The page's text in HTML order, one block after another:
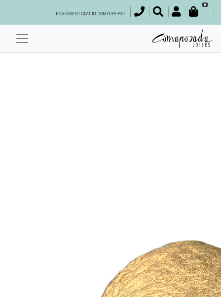
ENVIAMENT GRATUÏT COMPRES +99€
0